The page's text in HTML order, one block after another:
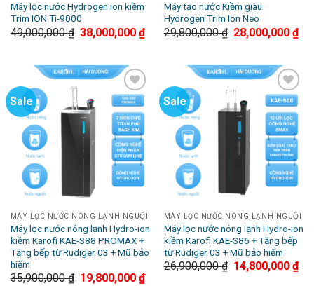
Máy lọc nước Hydrogen ion kiềm
Trim ION Ti-9000
49,000,000₫ 38,000,000 ₫
Máy tạo nước Kiềm giàu
Hydrogen Trim Ion Neo
29,800,000₫ 28,000,000 ₫
Sale
Add to
Wishlist
MÁY LỌC NƯỚC NÓNG LẠNH NGUỘI
Máy lọc nước nóng lạnh Hydro-ion
kiềm Karofi KAE-S88 PROMAX +
Tặng bếp từ Rudiger 03 + Mũ bảo
hiểm
35,900,000₫ 19,800,000 ₫
Sale
Add to
Wishlist
MÁY LỌC NƯỚC NÓNG LẠNH NGUỘI
Máy lọc nước nóng lạnh Hydro-ion
kiềm Karofi KAE-S86 + Tặng bếp
từ Rudiger 03 + Mũ bảo hiểm
26,900,000₫ 14,800,000 ₫